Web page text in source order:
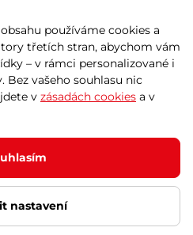
Kariéra
práva vyhrazena
prodávající povinen vystavit
tržbu u správce daně online; v
nejpozději do 48 hodin.
cookies Vnitřní oznamovací
používáme cookies a
třetích stran, abychom vám
– v rámci personalizované i
Bez vašeho souhlasu nic
v zásadách cookies a v
nastavení